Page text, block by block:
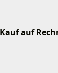
Kauf auf